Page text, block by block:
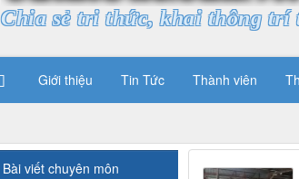
Chia sẻ tri thức, khai thông trí
Giới thiệu Tin Tức Thành viên
Bài viết chuyên môn